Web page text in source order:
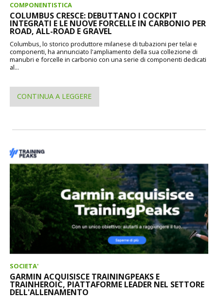
COMPONENTISTICA
COLUMBUS CRESCE: DEBUTTANO I COCKPIT
INTEGRATI E LE NUOVE FORCELLE IN CARBONIO PER
ROAD, ALL-ROAD E GRAVEL
Columbus, lo storico produttore milanese di tubazioni per telai e
componenti, ha annunciato l'ampliamento della sua collezione di
manubri e forcelle in carbonio con una serie di componenti dedicati
al...
CONTINUA A LEGGERE
SOCIETA'
GARMIN ACQUISISCE TRAININGPEAKS E
TRAINHEROIC, PIATTAFORME LEADER NEL SETTORE
DELL'ALLENAMENTO